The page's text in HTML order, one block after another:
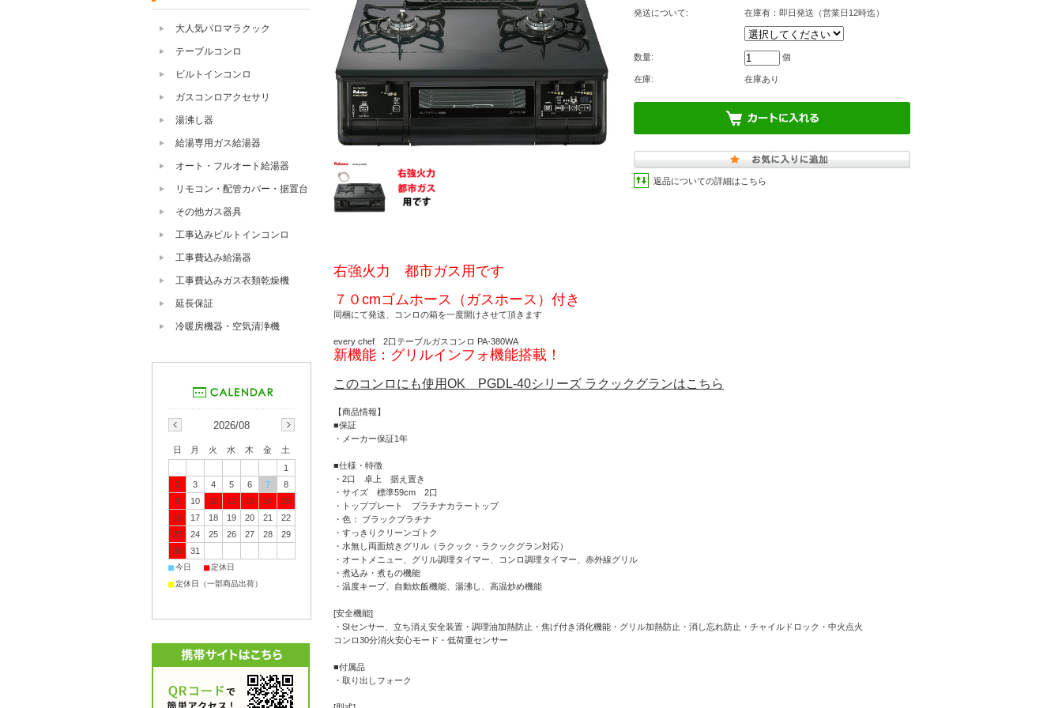
発送について: 在庫有：即日発送（営業日12時迄）
数量: 個
在庫: 在庫あり
返品についての詳細はこちら
右強火力 都市ガス用です
７０cmゴムホース（ガスホース）付き
同梱にて発送、コンロの箱を一度開けさせて頂きます
every chef 2口テーブルガスコンロ PA-380WA
新機能：グリルインフォ機能搭載！
このコンロにも使用OK PGDL-40シリーズ ラクックグランはこちら
【商品情報】
■保証
・メーカー保証1年
■仕様・特徴
・2口 卓上 据え置き
・サイズ 標準59cm 2口
・トッププレート プラチナカラートップ
・色： ブラックプラチナ
・すっきりクリーンゴトク
・水無し両面焼きグリル（ラクック・ラクックグラン対応）
・オートメニュー、グリル調理タイマー、コンロ調理タイマー、赤外線グリル
・煮込み・煮もの機能
・温度キープ、自動炊飯機能、湯沸し、高温炒め機能
[安全機能]
・SIセンサー、立ち消え安全装置・調理油加熱防止・焦げ付き消化機能・グリル加熱防止・消し忘れ防止・チャイルドロック・中火点火
コンロ30分消火安心モード・低荷重センサー
■付属品
・取り出しフォーク
大人気パロマラクック
テーブルコンロ
ビルトインコンロ
ガスコンロアクセサリ
湯沸し器
給湯専用ガス給湯器
オート・フルオート給湯器
リモコン・配管カバー・据置台
その他ガス器具
工事込みビルトインコンロ
工事費込み給湯器
工事費込みガス衣類乾燥機
延長保証
冷暖房機器・空気清浄機
2026/08
日 月 火 水 木 金
土
1
2
3 4 5 6 7
8
9
10 11 12 13 14
15
16
17 18 19 20 21
22
23
24 25 26 27 28
29
30
31
■今日 ■定休日
■定休日（一部商品出荷）